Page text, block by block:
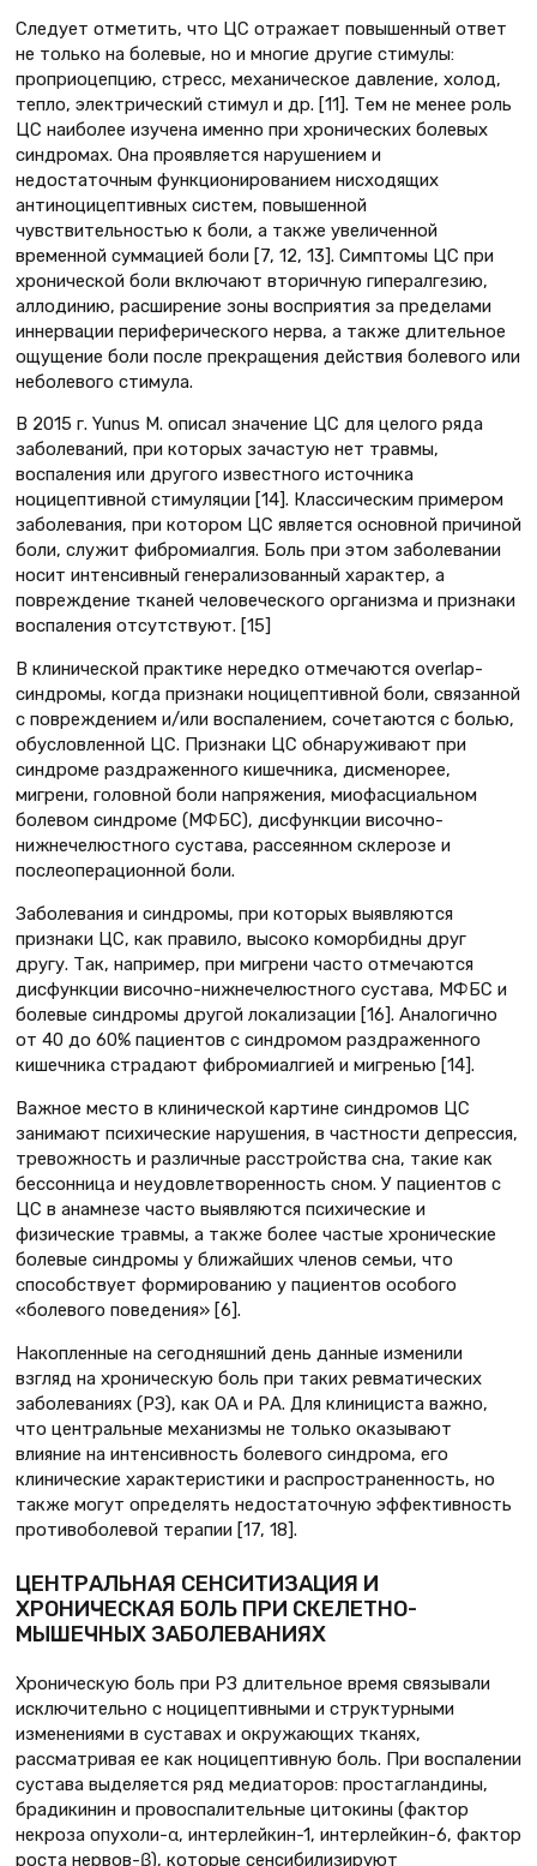
Следует отметить, что ЦС отражает повышенный ответ
не только на болевые, но и многие другие стимулы:
проприоцепцию, стресс, механическое давление, холод,
тепло, электрический стимул и др. [11]. Тем не менее роль
ЦС наиболее изучена именно при хронических болевых
синдромах. Она проявляется нарушением и
недостаточным функционированием нисходящих
антиноцицептивных систем, повышенной
чувствительностью к боли, а также увеличенной
временной суммацией боли [7, 12, 13]. Симптомы ЦС при
хронической боли включают вторичную гипералгезию,
аллодинию, расширение зоны восприятия за пределами
иннервации периферического нерва, а также длительное
ощущение боли после прекращения действия болевого или
неболевого стимула.
В 2015 г. Yunus М. описал значение ЦС для целого ряда
заболеваний, при которых зачастую нет травмы,
воспаления или другого известного источника
ноцицептивной стимуляции [14]. Классическим примером
заболевания, при котором ЦС является основной причиной
боли, служит фибромиалгия. Боль при этом заболевании
носит интенсивный генерализованный характер, а
повреждение тканей человеческого организма и признаки
воспаления отсутствуют. [15]
В клинической практике нередко отмечаются overlap-
синдромы, когда признаки ноцицептивной боли, связанной
с повреждением и/или воспалением, сочетаются с болью,
обусловленной ЦС. Признаки ЦС обнаруживают при
синдроме раздраженного кишечника, дисменорее,
мигрени, головной боли напряжения, миофасциальном
болевом синдроме (МФБС), дисфункции височно-
нижнечелюстного сустава, рассеянном склерозе и
послеоперационной боли.
Заболевания и синдромы, при которых выявляются
признаки ЦС, как правило, высоко коморбидны друг
другу. Так, например, при мигрени часто отмечаются
дисфункции височно-нижнечелюстного сустава, МФБС и
болевые синдромы другой локализации [16]. Аналогично
от 40 до 60% пациентов с синдромом раздраженного
кишечника страдают фибромиалгией и мигренью [14].
Важное место в клинической картине синдромов ЦС
занимают психические нарушения, в частности депрессия,
тревожность и различные расстройства сна, такие как
бессонница и неудовлетворенность сном. У пациентов с
ЦС в анамнезе часто выявляются психические и
физические травмы, а также более частые хронические
болевые синдромы у ближайших членов семьи, что
способствует формированию у пациентов особого
«болевого поведения» [6].
Накопленные на сегодняшний день данные изменили
взгляд на хроническую боль при таких ревматических
заболеваниях (РЗ), как ОА и РА. Для клинициста важно,
что центральные механизмы не только оказывают
влияние на интенсивность болевого синдрома, его
клинические характеристики и распространенность, но
также могут определять недостаточную эффективность
противоболевой терапии [17, 18].
ЦЕНТРАЛЬНАЯ СЕНСИТИЗАЦИЯ И
ХРОНИЧЕСКАЯ БОЛЬ ПРИ СКЕЛЕТНО-
МЫШЕЧНЫХ ЗАБОЛЕВАНИЯХ
Хроническую боль при РЗ длительное время связывали
исключительно с ноцицептивными и структурными
изменениями в суставах и окружающих тканях,
рассматривая ее как ноцицептивную боль. При воспалении
сустава выделяется ряд медиаторов: простагландины,
брадикинин и провоспалительные цитокины (фактор
некроза опухоли-α, интерлейкин-1, интерлейкин-6, фактор
роста нервов-β), которые сенсибилизируют